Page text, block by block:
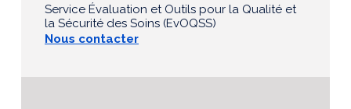
Service Évaluation et Outils pour la Qualité et
la Sécurité des Soins (EvOQSS)
Nous contacter